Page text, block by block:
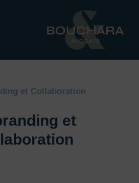
et Collaboration
et